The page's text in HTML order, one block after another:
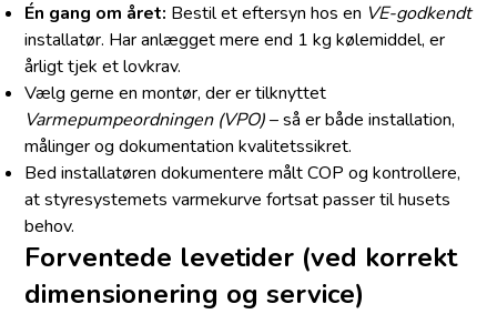
Én gang om året: Bestil et eftersyn hos en VE-godkendt
installatør. Har anlægget mere end 1 kg kølemiddel, er
årligt tjek et lovkrav.
Vælg gerne en montør, der er tilknyttet
Varmepumpeordningen (VPO)– så er både installation,
målinger og dokumentation kvalitetssikret.
Bed installatøren dokumentere målt COP og kontrollere,
at styresystemets varmekurve fortsat passer til husets
behov.
Forventede levetider (ved korrekt
dimensionering og service)